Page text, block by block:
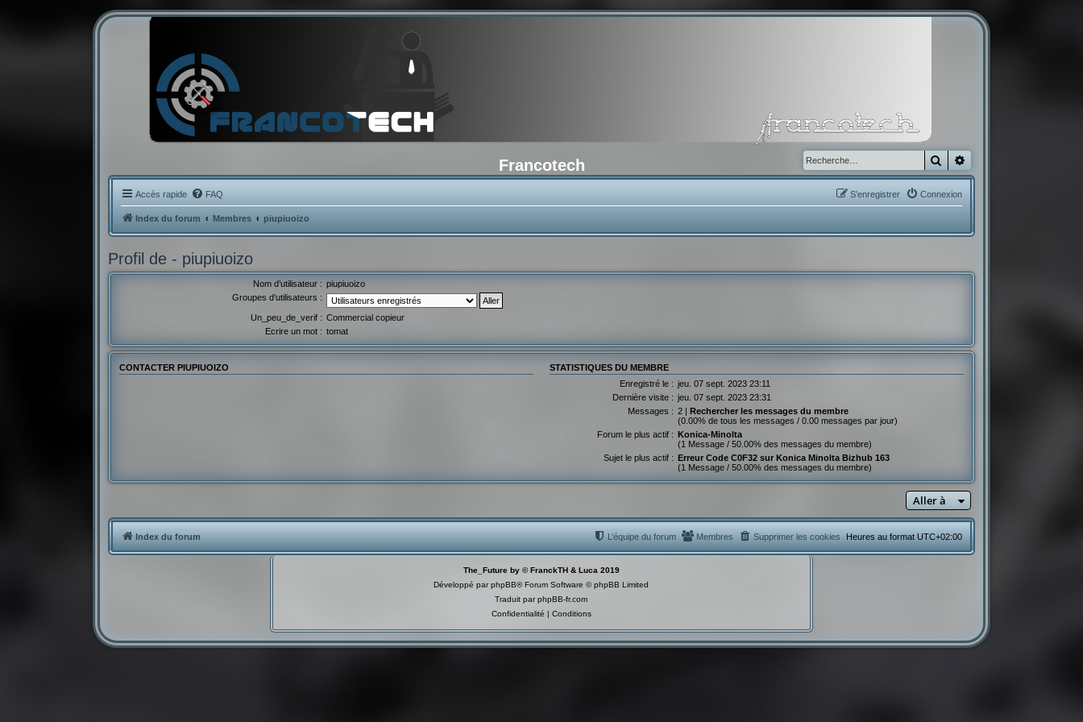
Francotech Rechercher
Accès rapide FAQ Connexion
S’enregistrer
Index du forum Membres piupiuoizo
Profil de - piupiuoizo
Nom d’utilisateur : piupiuoizo
Groupes d’utilisateurs :
Un_peu_de_verif : Commercial copieur
Ecrire un mot : tomat
CONTACTER PIUPIUOIZO
STATISTIQUES DU MEMBRE
Enregistré le : jeu. 07 sept. 2023 23:11
Dernière visite : jeu. 07 sept. 2023 23:31
Messages : 2 |Rechercher les messages du membre
(0.00% de tous les messages / 0.00 messages par jour)
Forum le plus actif : Konica-Minolta
(1 Message / 50.00% des messages du membre)
Sujet le plus actif : Erreur Code C0F32 sur Konica Minolta Bizhub 163
(1 Message / 50.00% des messages du membre)
Aller à
Index du forum Heures au format UTC+02:00
Supprimer les cookies
Membres
L’équipe du forum
The_Future by © FranckTH & Luca 2019
Développé parphpBB® Forum Software © phpBB Limited
Traduit parphpBB-fr.com
Confidentialité | Conditions